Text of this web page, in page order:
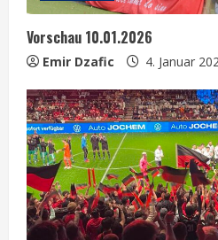
Vorschau 10.01.2026
Emir Dzafic 4. Januar